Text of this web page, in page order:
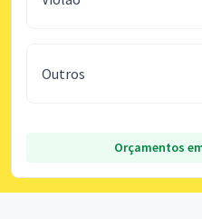
Outros
Orçamentos